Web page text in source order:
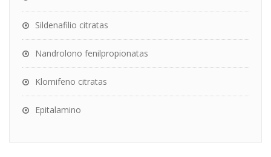
Sildenafilio citratas
Nandrolono fenilpropionatas
Klomifeno citratas
Epitalamino